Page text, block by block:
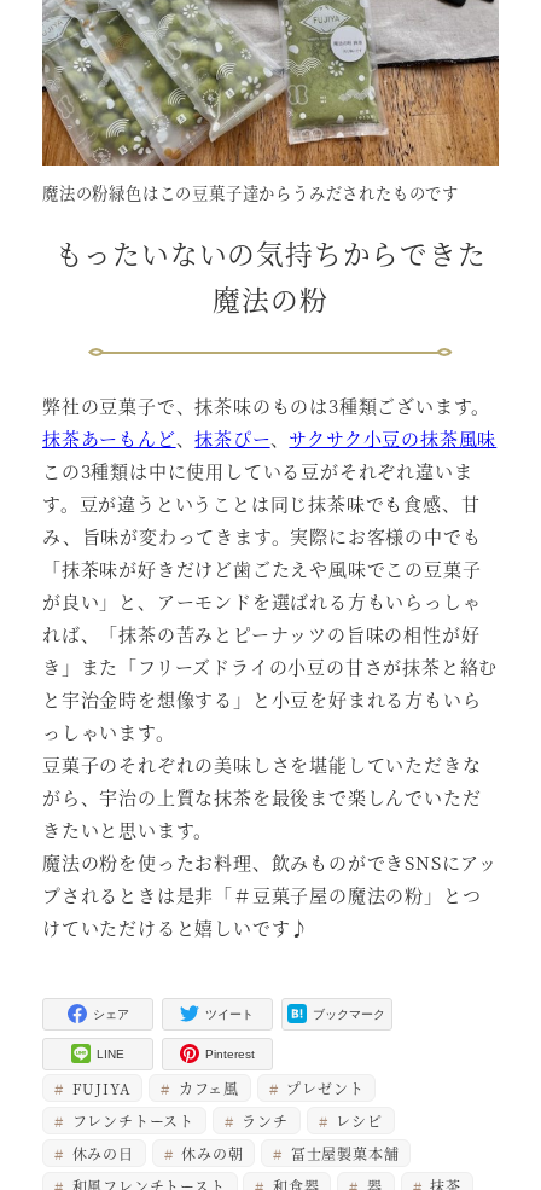
魔法の粉緑色はこの豆菓子達からうみだされたものです
もったいないの気持ちからできた
魔法の粉
弊社の豆菓子で、抹茶味のものは3種類ございます。
抹茶あーもんど、抹茶ぴー、 サクサク小豆の抹茶風味
この3種類は中に使用している豆がそれぞれ違いま
す。豆が違うということは同じ抹茶味でも食感、甘
み、旨味が変わってきます。実際にお客様の中でも
「抹茶味が好きだけど歯ごたえや風味でこの豆菓子
が良い」と、アーモンドを選ばれる方もいらっしゃ
れば、「抹茶の苦みとピーナッツの旨味の相性が好
き」また「フリーズドライの小豆の甘さが抹茶と絡む
と宇治金時を想像する」と小豆を好まれる方もいら
っしゃいます。
豆菓子のそれぞれの美味しさを堪能していただきな
がら、宇治の上質な抹茶を最後まで楽しんでいただ
きたいと思います。
魔法の粉を使ったお料理、飲みものができSNSにアッ
プされるときは是非「＃豆菓子屋の魔法の粉」とつ
けていただけると嬉しいです♪
シェア ツイート ブックマーク
LINE Pinterest
FUJIYA カフェ風
プレゼント
フレンチトースト
ランチ
レシピ
休みの日
休みの朝
冨士屋製菓本舗
和風フレンチトースト
和食器 器
抹茶